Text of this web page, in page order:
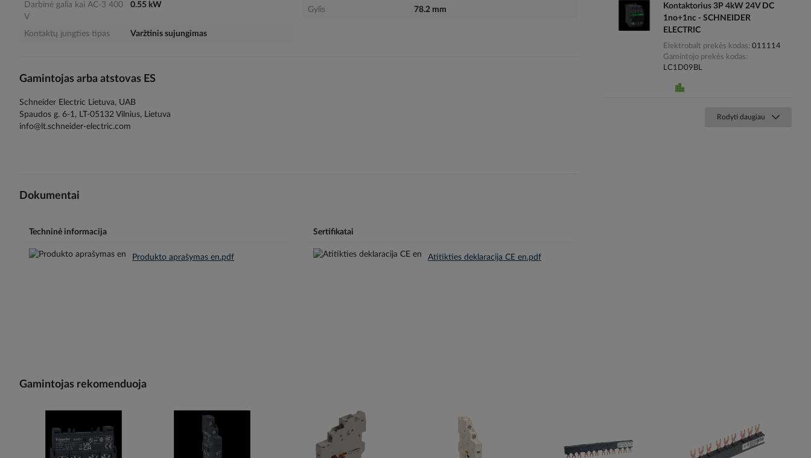
Darbinė galia kai AC-3 400
V
0.55 kW
Kontaktų jungties tipas Varžtinis sujungimas
Gylis
78.2 mm
Gamintojas arba atstovas ES
Schneider Electric Lietuva, UAB
Spaudos g. 6-1, LT-05132 Vilnius, Lietuva
info@lt.schneider-electric.com
Dokumentai
Techninė informacija
Produkto aprašymas en.pdf
Sertifikatai
Atitikties deklaracija CE en.pdf
Kontaktorius 3P 4kW 24V DC
1no+1nc - SCHNEIDER
ELECTRIC
Elektrobalt prekės kodas 011114
Gamintojo prekės kodas
LC1D09BL
Rodyti daugiau
Gamintojas rekomenduoja